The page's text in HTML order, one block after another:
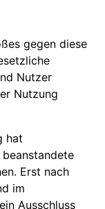
gegen diese
Nutzer
Nutzung
hat
Erst nach
im
Ausschluss